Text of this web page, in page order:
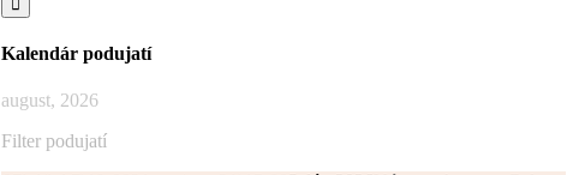
Kalendár podujatí
august, 2026
Filter podujatí